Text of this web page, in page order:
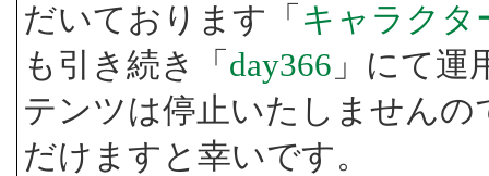
だいております「 キャラクタ
も引き続き「 day366 」にて
テンツは停止いたしません
だけますと幸いです。